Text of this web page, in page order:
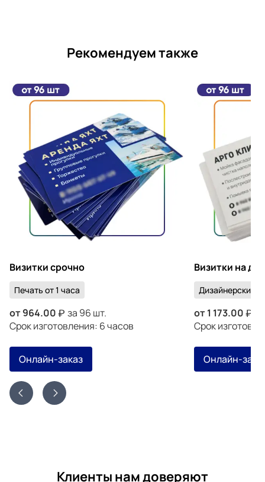
Рекомендуем также
Визитки срочно
Печать от 1 часа
от964.00
за 96 шт.
Срок изготовления: 6 часов
Онлайн-заказ
Визитки на
Дизайнерский
от 1 173.00
Срок
Онлайн-
Клиенты нам доверяют